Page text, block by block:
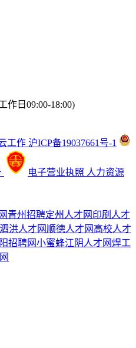
作日09:00-18:00)
工作 沪ICP备19037661号-1
电子营业执照 人力资源
青州招聘定州人才网 印刷人才
泗洪人才网 顺德人才网 高校人才
招聘网小蜜蜂江阴人才网焊工